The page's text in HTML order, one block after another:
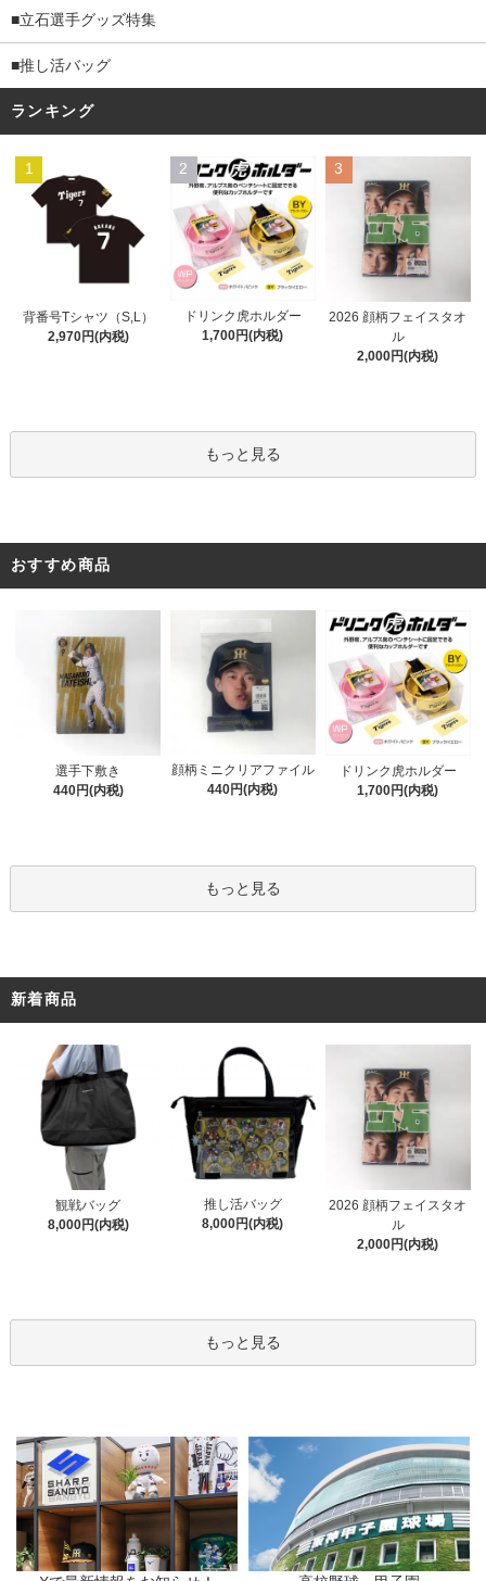
■立石選手グッズ特集
■推し活バッグ
ランキング
1
背番号Tシャツ（S,L）
2,970円(内税)
2
ドリンク虎ホルダー
1,700円(内税)
3
2026 顔柄フェイスタオ
ル
2,000円(内税)
もっと見る
おすすめ商品
選手下敷き
440円(内税)
顔柄ミニクリアファイル
440円(内税)
ドリンク虎ホルダー
1,700円(内税)
もっと見る
新着商品
観戦バッグ
8,000円(内税)
推し活バッグ
8,000円(内税)
2026 顔柄フェイスタオ
ル
2,000円(内税)
もっと見る